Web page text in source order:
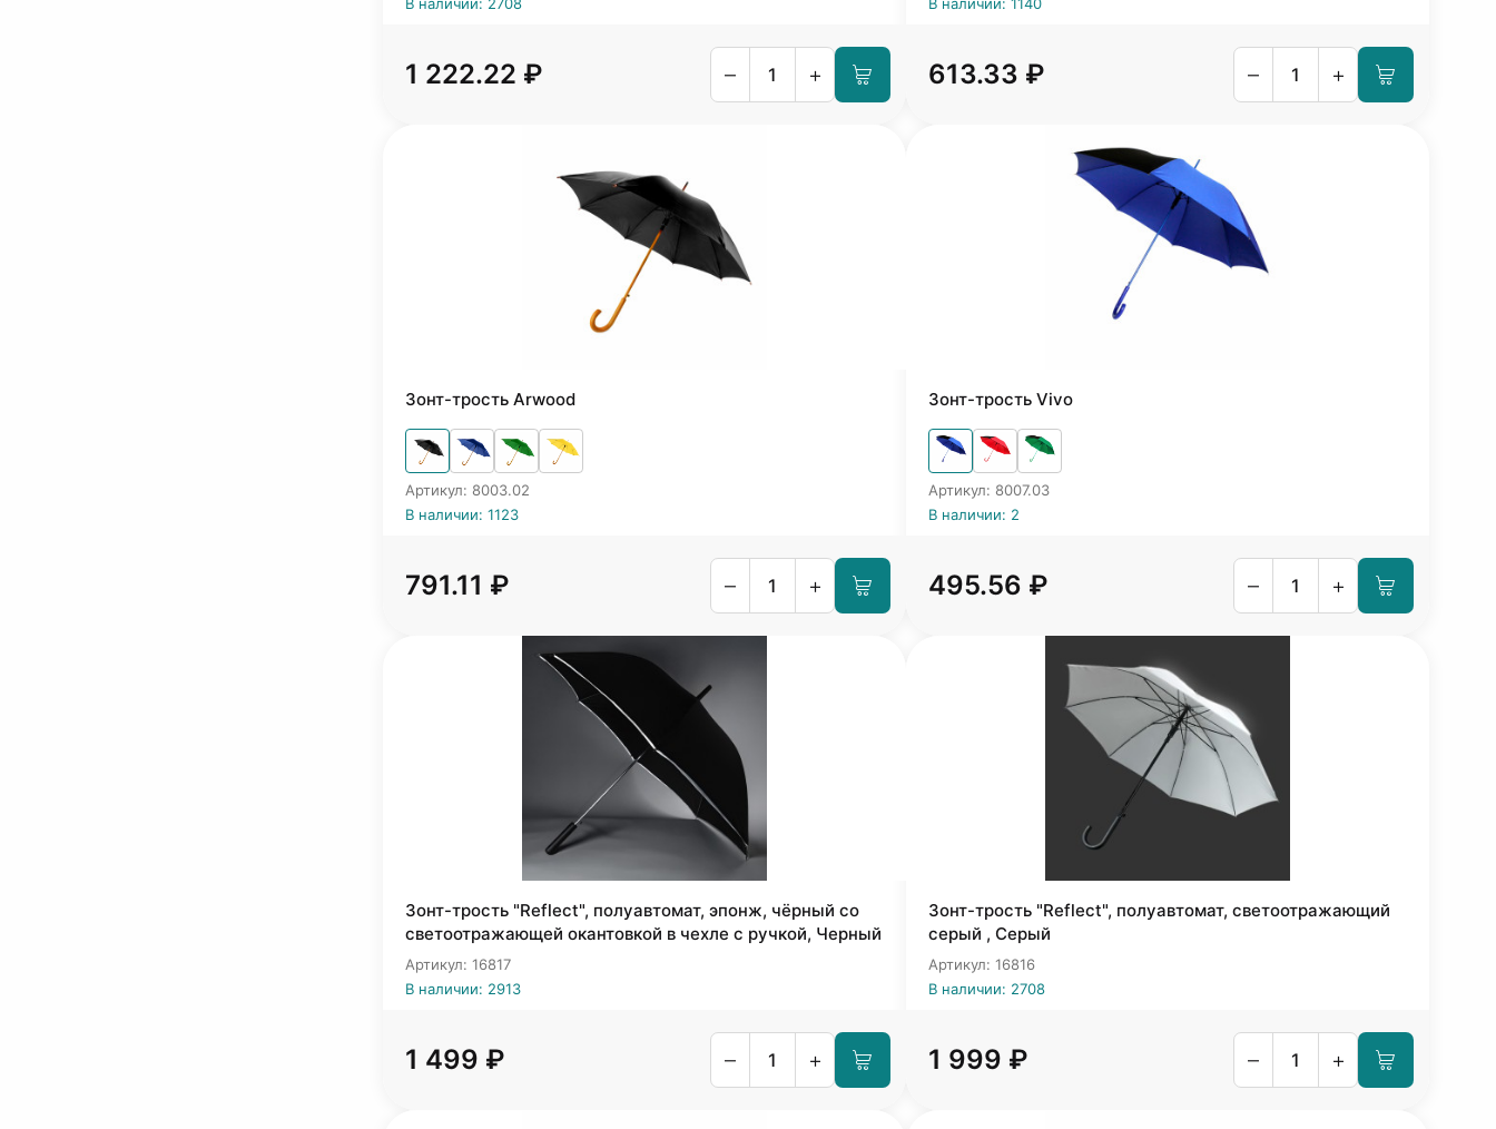
1 222.22 ₽ – + 613.33 ₽ – +
Зонт-трость Arwood
Артикул: 8003.02
В наличии: 1123
791.11 ₽ – +
Зонт-трость Vivo
Артикул: 8007.03
В наличии: 2
495.56 ₽ – +
Зонт-трость "Reflect", полуавтомат, эпонж, чёрный со
светоотражающей окантовкой в чехле с ручкой, Черный
Артикул: 16817
В наличии: 2913
1 499 ₽ – +
Зонт-трость "Reflect", полуавтомат, светоотражающий
серый , Серый
Артикул: 16816
В наличии: 2708
1 999 ₽ – +